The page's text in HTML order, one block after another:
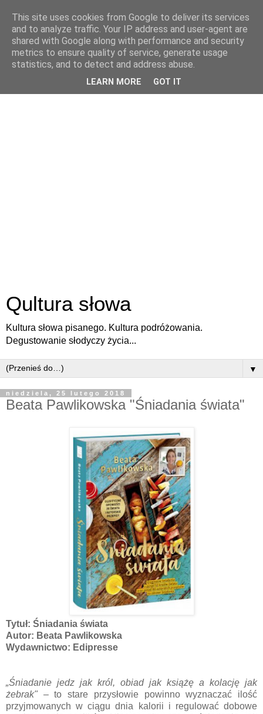
Qultura słowa
Kultura słowa pisanego. Kultura podróżowania.
Degustowanie słodyczy życia...
▼
niedziela, 25 lutego 2018
Beata Pawlikowska "Śniadania świata"
Tytuł: Śniadania świata
Autor: Beata Pawlikowska
Wydawnictwo: Edipresse
„Śniadanie jedz jak król, obiad jak książę a kolację jak
żebrak" – to stare przysłowie powinno wyznaczać ilość
przyjmowanych w ciągu dnia kalorii i regulować dobowe
This site uses cookies from Google to deliver its services
and to analyze traffic. Your IP address and user-agent are
shared with Google along with performance and security
metrics to ensure quality of service, generate usage
statistics, and to detect and address abuse.
LEARN MORE GOT IT